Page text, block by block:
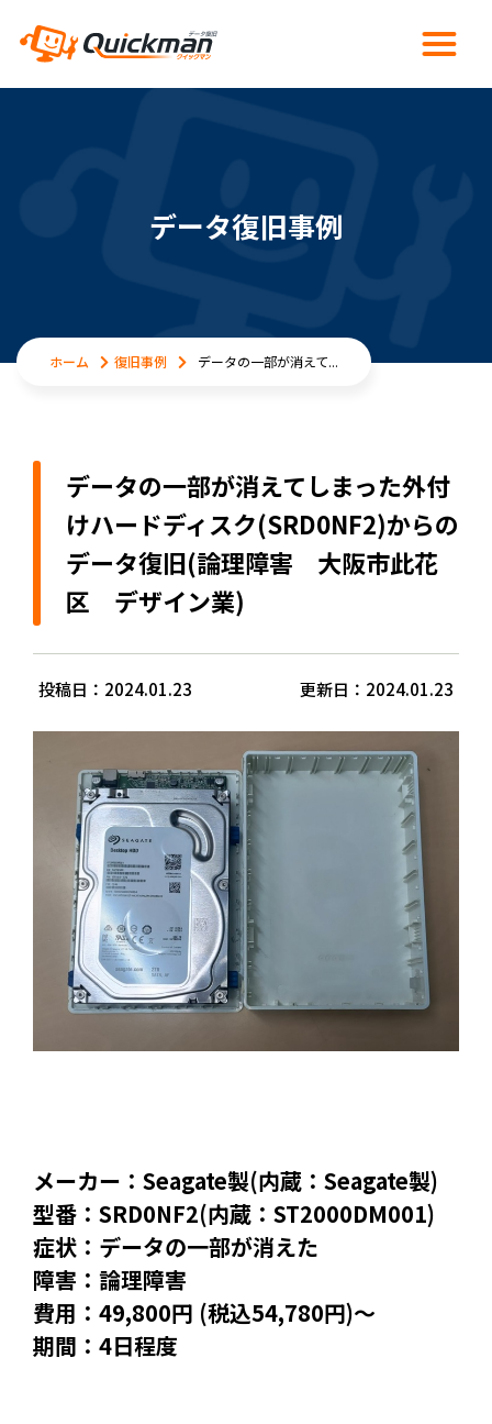
データ復旧事例
ホーム 復旧事例 データの一部が消えて...
データの一部が消えてしまった外付
けハードディスク(SRD0NF2)からの
データ復旧(論理障害 大阪市此花
区 デザイン業)
投稿日：2024.01.23 更新日：2024.01.23
メーカー：Seagate製(内蔵：Seagate製)
型番：SRD0NF2(内蔵：ST2000DM001)
症状：データの一部が消えた
障害：論理障害
費用：49,800円 (税込54,780円)～
期間：4日程度